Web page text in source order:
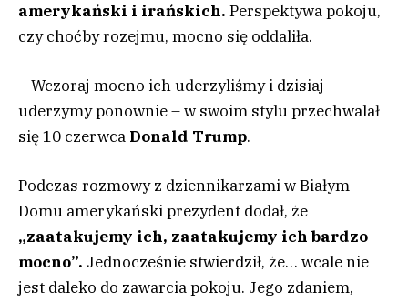
amerykański i irańskich. Perspektywa pokoju,
czy choćby rozejmu, mocno się oddaliła.
– Wczoraj mocno ich uderzyliśmy i dzisiaj
uderzymy ponownie – w swoim stylu przechwalał
się 10 czerwca Donald Trump.
Podczas rozmowy z dziennikarzami w Białym
Domu amerykański prezydent dodał, że
„zaatakujemy ich, zaatakujemy ich bardzo
mocno”. Jednocześnie stwierdził, że… wcale nie
jest daleko do zawarcia pokoju. Jego zdaniem,